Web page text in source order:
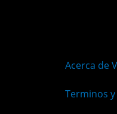
Acerca de
Terminos